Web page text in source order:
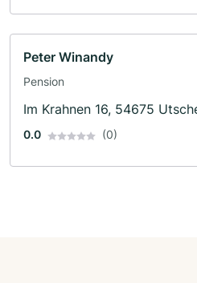
Peter Winandy
Pension
Im Krahnen 16, 54675
0.0 (0)